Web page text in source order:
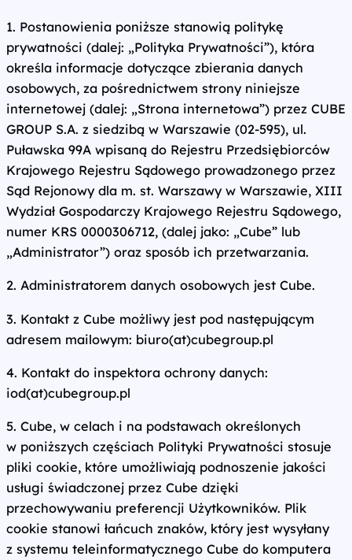
1. Postanowienia poniższe stanowią politykę
prywatności (dalej: „Polityka Prywatności”), która
określa informacje dotyczące zbierania danych
osobowych, za pośrednictwem strony niniejsze
internetowej (dalej: „Strona internetowa”) przez CUBE
GROUP S.A. z siedzibą w Warszawie (02-595), ul.
Puławska 99A wpisaną do Rejestru Przedsiębiorców
Krajowego Rejestru Sądowego prowadzonego przez
Sąd Rejonowy dla m. st. Warszawy w Warszawie, XIII
Wydział Gospodarczy Krajowego Rejestru Sądowego,
numer KRS 0000306712, (dalej jako: „Cube” lub
„Administrator”) oraz sposób ich przetwarzania.
2. Administratorem danych osobowych jest Cube.
3. Kontakt z Cube możliwy jest pod następującym
adresem mailowym: biuro(at)cubegroup.pl
4. Kontakt do inspektora ochrony danych:
iod(at)cubegroup.pl
5. Cube, w celach i na podstawach określonych
w poniższych częściach Polityki Prywatności stosuje
pliki cookie, które umożliwiają podnoszenie jakości
usługi świadczonej przez Cube dzięki
przechowywaniu preferencji Użytkowników. Plik
cookie stanowi łańcuch znaków, który jest wysyłany
z systemu teleinformatycznego Cube do komputera